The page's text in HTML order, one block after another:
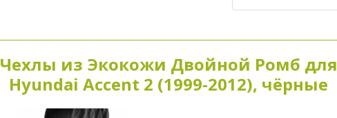
Чехлы из Экокожи Двойной Ромб для
Hyundai Accent 2 (1999-2012), чёрные